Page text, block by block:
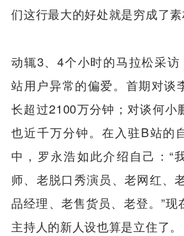
们这行最大的好处就是穷成了素
动辄3、4个小时的马拉松采访
站用户异常的偏爱。首期对谈
长超过2100万分钟；对谈何小
也近千万分钟。在入驻B站的
中，罗永浩如此介绍自己：“
师、老脱口秀演员、老网红、
品经理、老售货员、老登。”现
主持人的新人设也算是立住了。